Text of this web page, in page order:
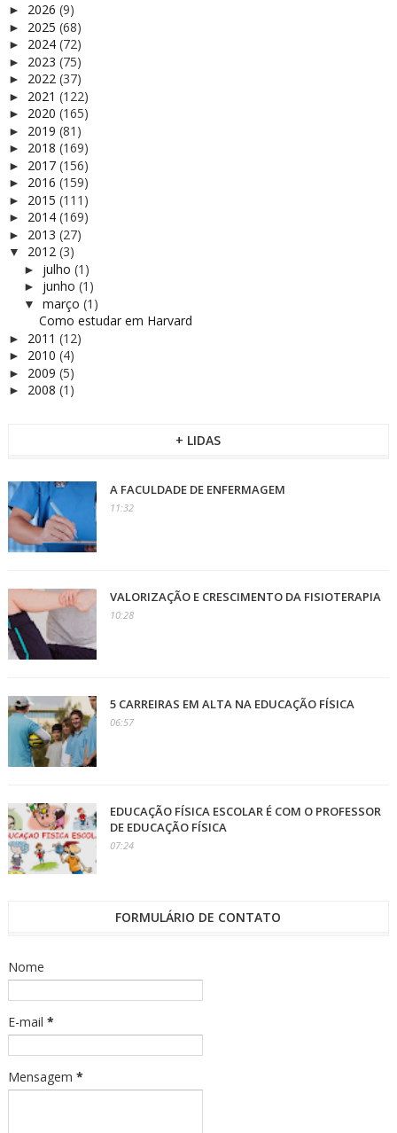
► 2026 (9)
► 2025 (68)
► 2024 (72)
► 2023 (75)
► 2022 (37)
► 2021 (122)
► 2020 (165)
► 2019 (81)
► 2018 (169)
► 2017 (156)
► 2016 (159)
► 2015 (111)
► 2014 (169)
► 2013 (27)
▼ 2012 (3)
► julho (1)
► junho (1)
▼ março (1)
Como estudar em Harvard
► 2011 (12)
► 2010 (4)
► 2009 (5)
► 2008 (1)
+ LIDAS
A FACULDADE DE ENFERMAGEM
11:32
VALORIZAÇÃO E CRESCIMENTO DA FISIOTERAPIA
10:28
5 CARREIRAS EM ALTA NA EDUCAÇÃO FÍSICA
06:57
EDUCAÇÃO FÍSICA ESCOLAR É COM O PROFESSOR
DE EDUCAÇÃO FÍSICA
07:24
FORMULÁRIO DE CONTATO
Nome
E-mail *
Mensagem *